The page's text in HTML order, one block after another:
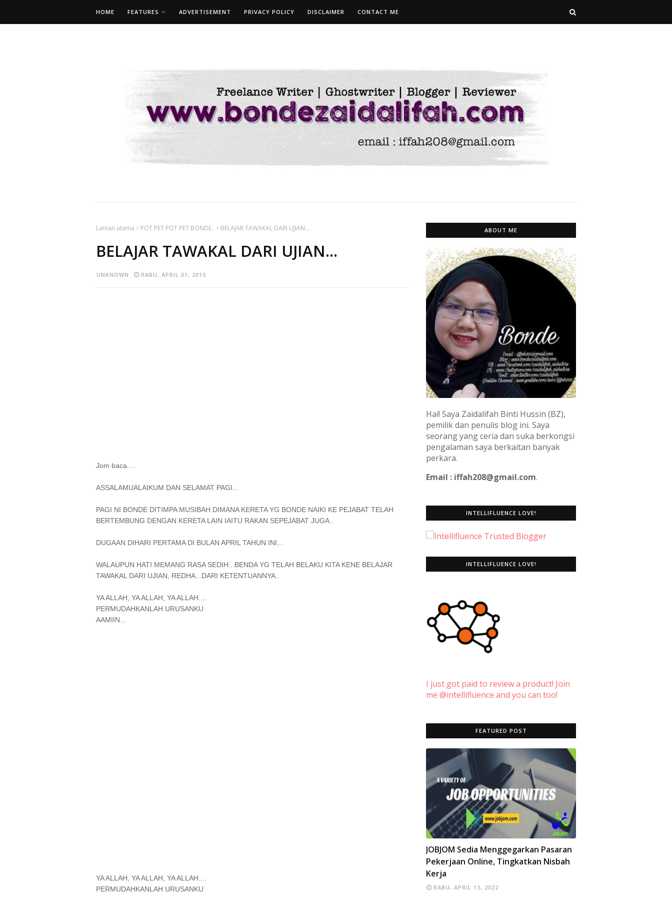
HOME FEATURES ADVERTISEMENT PRIVACY POLICY DISCLAIMER CONTACT ME
Laman utama POT PET POT PET BONDE.. BELAJAR TAWAKAL DARI UJIAN...
BELAJAR TAWAKAL DARI UJIAN...
UNKNOWN RABU, APRIL 01, 2015
Jom baca....
ASSALAMUALAIKUM DAN SELAMAT PAGI...
PAGI NI BONDE DITIMPA MUSIBAH DIMANA KERETA YG BONDE NAIKI KE PEJABAT TELAH
BERTEMBUNG DENGAN KERETA LAIN IAITU RAKAN SEPEJABAT JUGA..
DUGAAN DIHARI PERTAMA DI BULAN APRIL TAHUN INI...
WALAUPUN HATI MEMANG RASA SEDIH...BENDA YG TELAH BELAKU KITA KENE BELAJAR
TAWAKAL DARI UJIAN, REDHA...DARI KETENTUANNYA..
YA ALLAH, YA ALLAH, YA ALLAH....
PERMUDAHKANLAH URUSANKU
AAMIIN...
YA ALLAH, YA ALLAH, YA ALLAH....
PERMUDAHKANLAH URUSANKU
ABOUT ME
Hai! Saya Zaidalifah Binti Hussin (BZ),
pemilik dan penulis blog ini. Saya
seorang yang ceria dan suka berkongsi
pengalaman saya berkaitan banyak
perkara.
Email : iffah208@gmail.com.
INTELLIFLUENCE LOVE!
INTELLIFLUENCE LOVE!
I just got paid to review a product! Join
me @intellifluence and you can too!
FEATURED POST
INFO
JOBJOM Sedia Menggegarkan Pasaran
Pekerjaan Online, Tingkatkan Nisbah
Kerja
RABU, APRIL 13, 2022